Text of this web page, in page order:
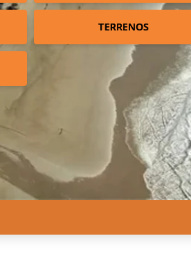
TERRENOS